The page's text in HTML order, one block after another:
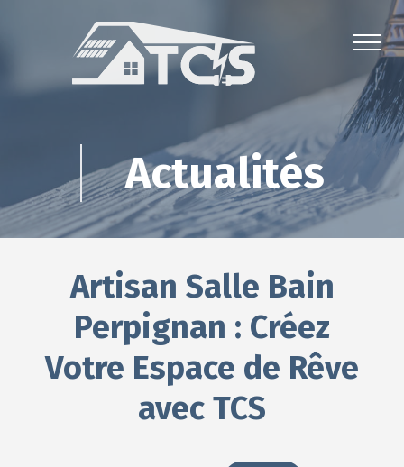
Actualités
Artisan Salle Bain
Perpignan : Créez
Votre Espace de Rêve
avec TCS